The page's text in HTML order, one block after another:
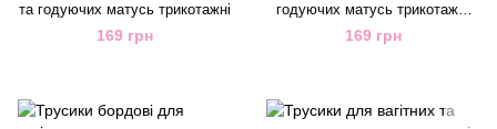
та годуючих матусь трикотажні
169 грн
годуючих матусь трикотажні
кольору півонія
169 грн